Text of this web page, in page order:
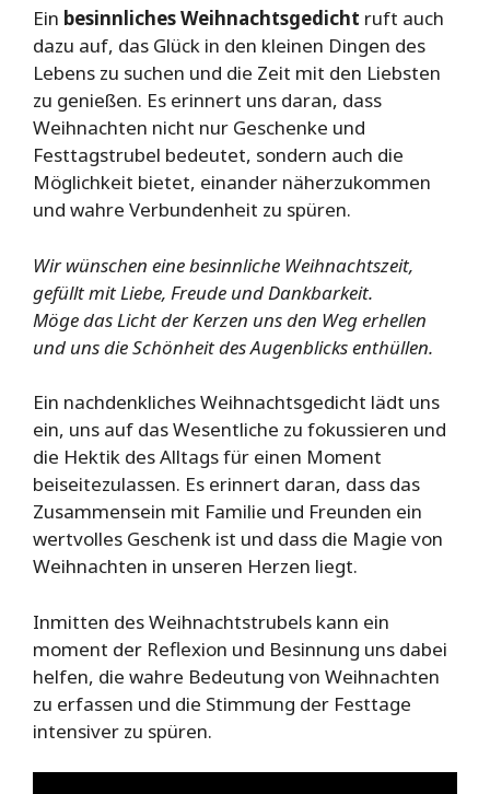
Ein besinnliches Weihnachtsgedicht ruft auch
dazu auf, das Glück in den kleinen Dingen des
Lebens zu suchen und die Zeit mit den Liebsten
zu genießen. Es erinnert uns daran, dass
Weihnachten nicht nur Geschenke und
Festtagstrubel bedeutet, sondern auch die
Möglichkeit bietet, einander näherzukommen
und wahre Verbundenheit zu spüren.
Wir wünschen eine besinnliche Weihnachtszeit,
gefüllt mit Liebe, Freude und Dankbarkeit.
Möge das Licht der Kerzen uns den Weg erhellen
und uns die Schönheit des Augenblicks enthüllen.
Ein nachdenkliches Weihnachtsgedicht lädt uns
ein, uns auf das Wesentliche zu fokussieren und
die Hektik des Alltags für einen Moment
beiseitezulassen. Es erinnert daran, dass das
Zusammensein mit Familie und Freunden ein
wertvolles Geschenk ist und dass die Magie von
Weihnachten in unseren Herzen liegt.
Inmitten des Weihnachtstrubels kann ein
moment der Reflexion und Besinnung uns dabei
helfen, die wahre Bedeutung von Weihnachten
zu erfassen und die Stimmung der Festtage
intensiver zu spüren.